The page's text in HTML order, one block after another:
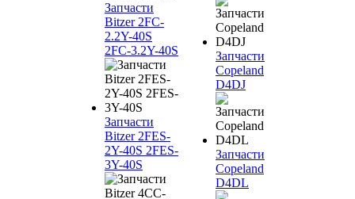
Запчасти
Bitzer 2FC-
2.2Y-40S
2FC-3.2Y-40S
Запчасти
Bitzer 2FES-
2Y-40S 2FES-
3Y-40S
Запчасти
Copeland
D4DJ
Запчасти
Copeland
D4DL